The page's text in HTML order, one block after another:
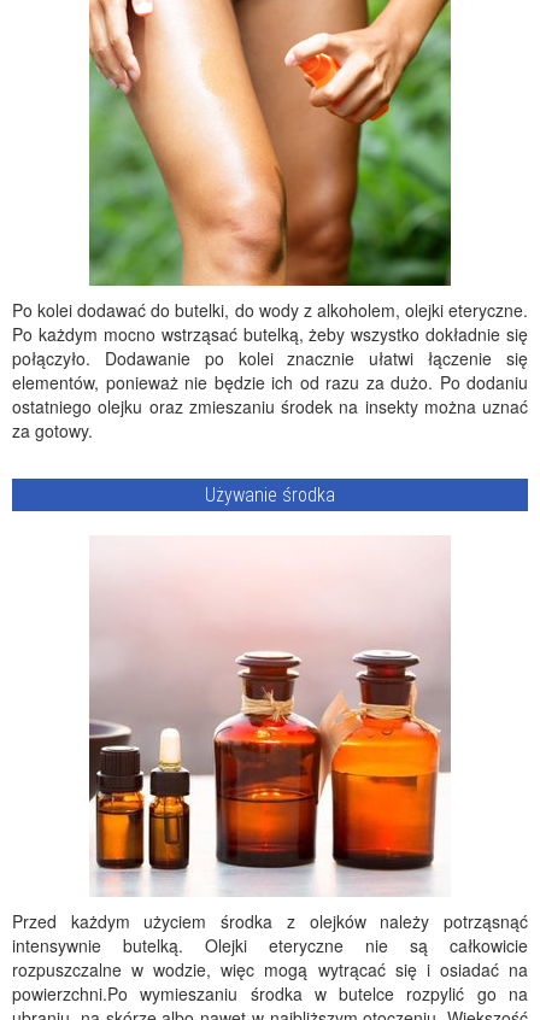
Po kolei dodawać do butelki, do wody z alkoholem, olejki eteryczne.
Po każdym mocno wstrząsać butelką, żeby wszystko dokładnie się
połączyło. Dodawanie po kolei znacznie ułatwi łączenie się
elementów, ponieważ nie będzie ich od razu za dużo. Po dodaniu
ostatniego olejku oraz zmieszaniu środek na insekty można uznać
za gotowy.
Używanie środka
Przed każdym użyciem środka z olejków należy potrząsnąć
intensywnie butelką. Olejki eteryczne nie są całkowicie
rozpuszczalne w wodzie, więc mogą wytrącać się i osiadać na
powierzchni.Po wymieszaniu środka w butelce rozpylić go na